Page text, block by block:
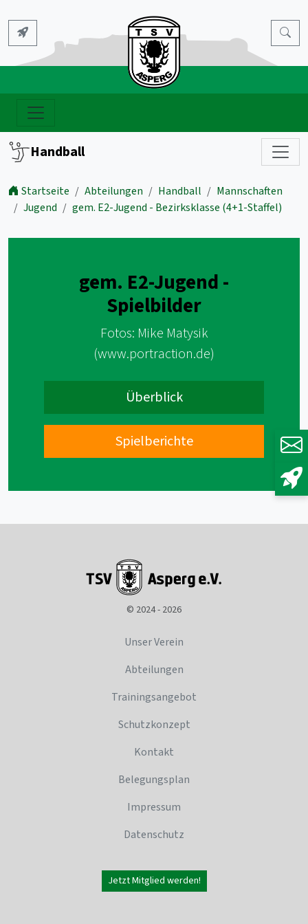
Handball
Startseite Abteilungen Handball
Mannschaften
Jugend
gem. E2-Jugend - Bezirksklasse (4+1-Staffel)
gem. E2-Jugend -
Spielbilder
Fotos: Mike Matysik
(www.portraction.de)
Überblick
Spielberichte
© 2024 - 2026
Unser Verein
Abteilungen
Trainingsangebot
Schutzkonzept
Kontakt
Belegungsplan
Impressum
Datenschutz
Jetzt Mitglied werden!